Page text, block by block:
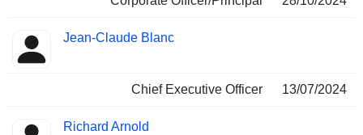
Jean-Claude Blanc
Chief Executive Officer 13/07/2024
Richard Arnold